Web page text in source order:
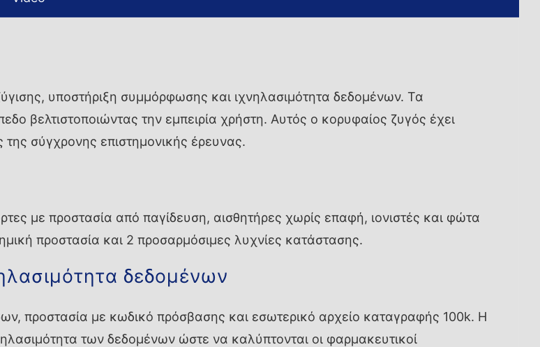
υποστήριξη συμμόρφωσης και ιχνηλασιμότητα δεδομένων. Τα
βελτιστοποιώντας την εμπειρία χρήστη. Αυτός ο κορυφαίος ζυγός έχει
της σύγχρονης επιστημονικής έρευνας.
με προστασία από παγίδευση, αισθητήρες χωρίς επαφή, ιονιστές και φώτα
προστασία και 2 προσαρμόσιμες λυχνίες κατάστασης.
δεδομένων
προστασία με κωδικό πρόσβασης και εσωτερικό αρχείο καταγραφής 100k. Η
των δεδομένων ώστε να καλύπτονται οι φαρμακευτικοί